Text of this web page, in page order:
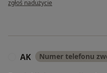
zgłoś nadużycie
AK Numer telefonu